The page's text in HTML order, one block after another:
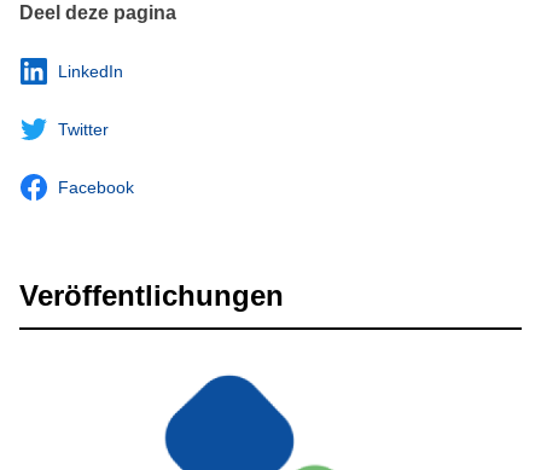
Deel deze pagina
LinkedIn
Twitter
Facebook
Veröffentlichungen